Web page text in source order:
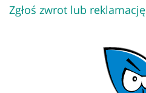
Zgłoś zwrot lub reklamację